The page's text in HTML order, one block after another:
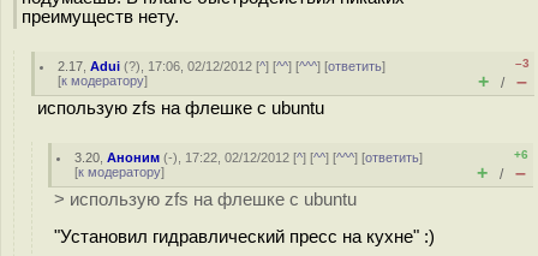
преимуществ нету.
2.17 ,Adui (?), 17:06, 02/12/2012 [^] [^^] [^^^] [ответить]
[к модератору]
–3
+ / –
использую zfs на флешке с ubuntu
3.20 ,Аноним (-), 17:22, 02/12/2012 [^] [^^] [^^^] [ответить]
[к модератору]
+6
+ / –
> использую zfs на флешке с ubuntu
"Установил гидравлический пресс на кухне" :)